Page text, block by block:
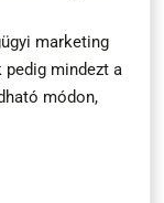
marketing
pedig mindezt a
módon,